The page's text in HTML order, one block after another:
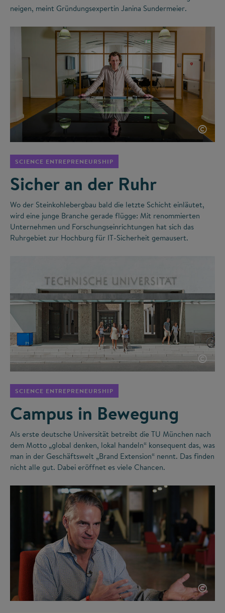
neigen, meint Gründungsexpertin Janina Sundermeier.
©
SCIENCE ENTREPRENEURSHIP
Sicher an der Ruhr
Wo der Steinkohlebergbau bald die letzte Schicht einläutet,
wird eine junge Branche gerade flügge: Mit renommierten
Unternehmen und Forschungseinrichtungen hat sich das
Ruhrgebiet zur Hochburg für IT-Sicherheit gemausert.
©
SCIENCE ENTREPRENEURSHIP
Campus in Bewegung
Als erste deutsche Universität betreibt die TU München nach
dem Motto „global denken, lokal handeln“ konsequent das, was
man in der Geschäftswelt „Brand Extension“ nennt. Das finden
nicht alle gut. Dabei eröffnet es viele Chancen.
©